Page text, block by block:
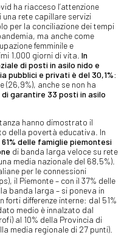
ha riacceso l’attenzione
rete capillare servizi
per la conciliazione dei tempi
ma anche come
femminile e
1.000 giorni di vita. In
di posti in asilo nido e
pubblici e privati è del 30,1%:
(26,9%), anche se non ha
garantire 33 posti in asilo
hanno dimostrato il
della povertà educativa. In
61% delle famiglie piemontesi
di banda larga veloce su rete
media nazionale del 68,5%).
per le connessioni
il Piemonte – con il 37% delle
banda larga – si poneva in
forti differenze interne: dal 51%
medio è innalzato dal
al 10% della Provincia di
media regionale di 27 punti).